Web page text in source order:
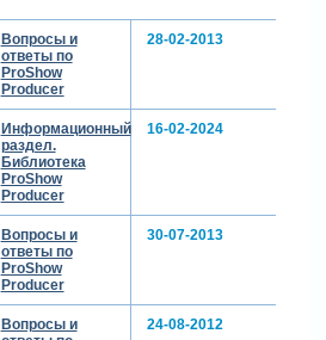
Вопросы и
ответы по
ProShow
Producer
28-02-2013
Информационный
раздел.
Библиотека
ProShow
Producer
16-02-2024
Вопросы и
ответы по
ProShow
Producer
30-07-2013
Вопросы и
24-08-2012